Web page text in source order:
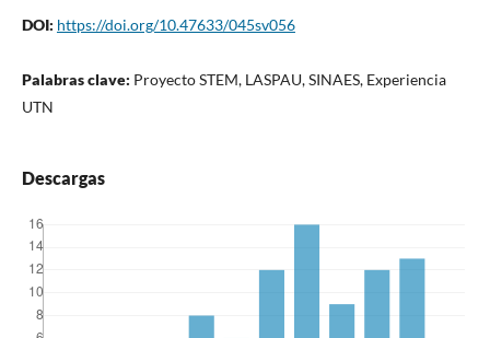
DOI: https://doi.org/10.47633/045sv056
Palabras clave: Proyecto STEM, LASPAU, SINAES, Experiencia
UTN
Descargas